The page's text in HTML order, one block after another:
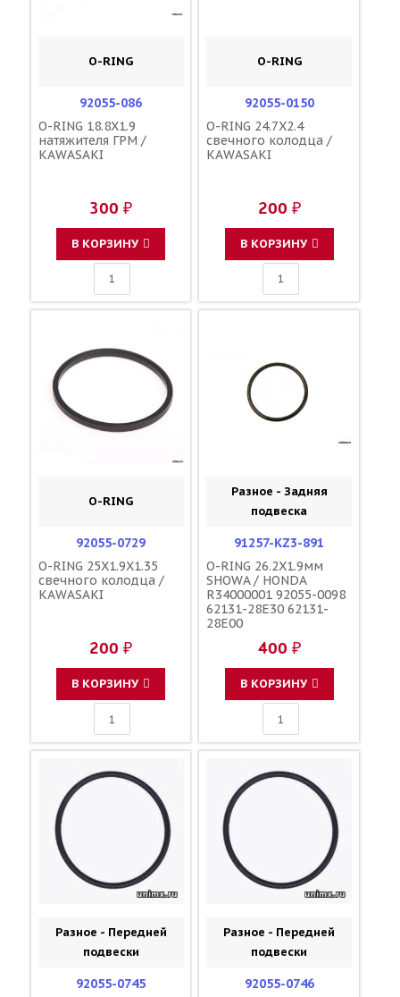
O-RING
92055-086
O-RING 18.8X1.9
натяжителя ГРМ /
KAWASAKI
300 ₽
В КОРЗИНУ
O-RING
92055-0150
O-RING 24.7X2.4
свечного колодца /
KAWASAKI
200 ₽
В КОРЗИНУ
O-RING
92055-0729
O-RING 25X1.9X1.35
свечного колодца /
KAWASAKI
200 ₽
В КОРЗИНУ
Разное - Задняя
подвеска
91257-KZ3-891
O-RING 26.2X1.9мм
SHOWA / HONDA
R34000001 92055-0098
62131-28E30 62131-
28E00
400 ₽
В КОРЗИНУ
Разное - Передней
подвески
92055-0745
Разное - Передней
подвески
92055-0746